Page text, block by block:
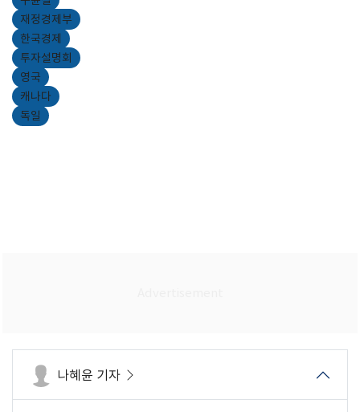
재정경제부
한국경제
투자설명회
영국
캐나다
독일
나혜윤 기자